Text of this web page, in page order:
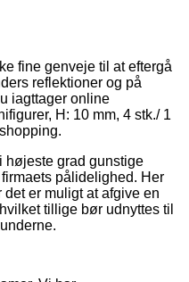
fine genveje til at eftergå
reflektioner og på
iagttager online
H: 10 mm, 4 stk./ 1
højeste grad gunstige
pålidelighed. Her
er muligt at afgive en
tillige bør udnyttes til